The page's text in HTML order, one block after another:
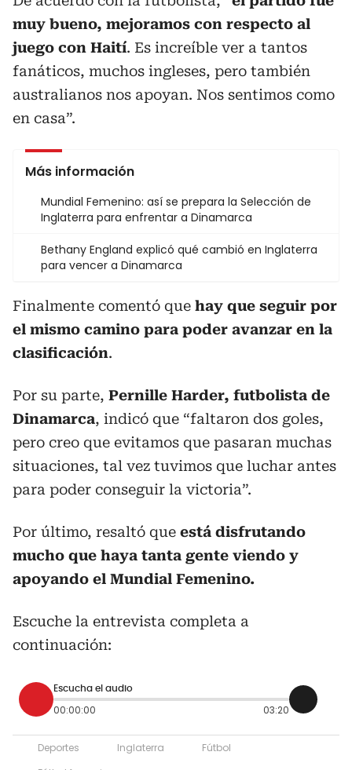
muy bueno, mejoramos con respecto al
juego con Haití. Es increíble ver a tantos
fanáticos, muchos ingleses, pero también
australianos nos apoyan. Nos sentimos como
en casa”.
Más información
Mundial Femenino: así se prepara la Selección de
Inglaterra para enfrentar a Dinamarca
Bethany England explicó qué cambió en Inglaterra
para vencer a Dinamarca
Finalmente comentó que hay que seguir por
el mismo camino para poder avanzar en la
clasificación.
Por su parte, Pernille Harder, futbolista de
Dinamarca, indicó que “faltaron dos goles,
pero creo que evitamos que pasaran muchas
situaciones, tal vez tuvimos que luchar antes
para poder conseguir la victoria”.
Por último, resaltó que está disfrutando
mucho que haya tanta gente viendo y
apoyando el Mundial Femenino.
Escuche la entrevista completa a
continuación:
Escucha el audio
00:00:00 03:20
Deportes Inglaterra
Fútbol